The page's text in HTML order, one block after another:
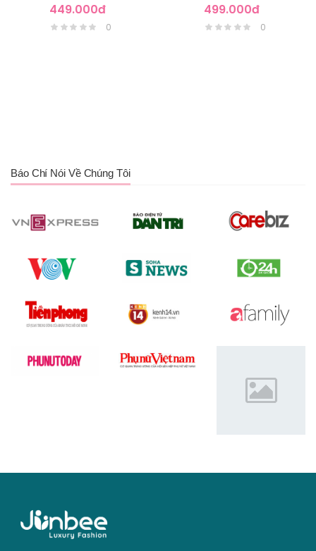
449.000đ
0
499.000đ
0
Báo Chí Nói Về Chúng Tôi
Junbee là thương hiệu thời trang cao cấp cho trẻ em tại Việt
Nam, mang tới sự khác biệt bởi mẫu mã, chất lượng, giá